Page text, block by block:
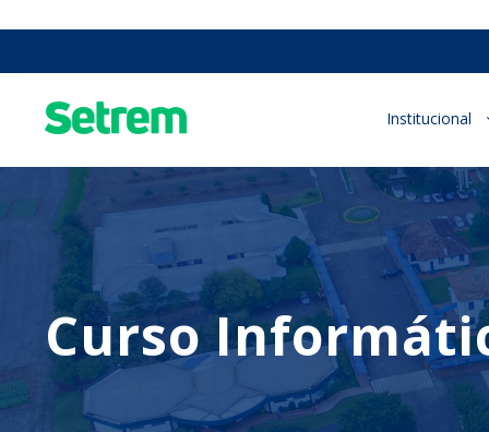
Institucional
Curso